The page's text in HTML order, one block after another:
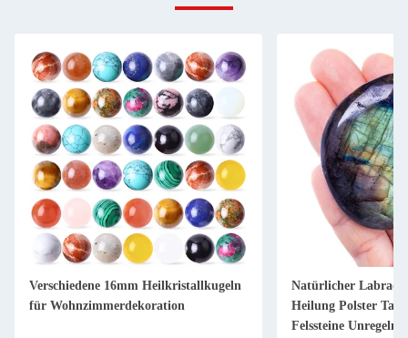
Verschiedene 16mm Heilkristallkugeln
für Wohnzimmerdekoration
Natürlicher
Heilung Polster
Felssteine